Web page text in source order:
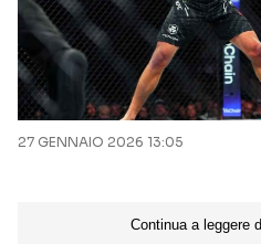
NOTIZIE
ANTEPRIME
RETROSCENA
27 GENNAIO 2026 13:05